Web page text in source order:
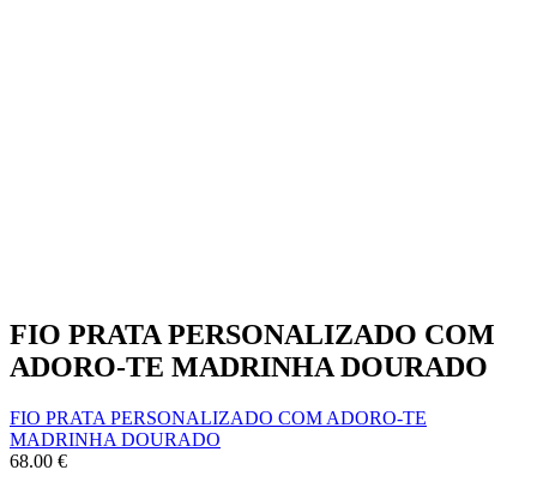
FIO PRATA PERSONALIZADO COM
ADORO-TE MADRINHA DOURADO
FIO PRATA PERSONALIZADO COM ADORO-TE
MADRINHA DOURADO
68.00 €